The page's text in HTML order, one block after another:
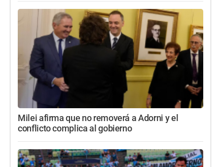
Milei afirma que no removerá a Adorni y el
conflicto complica al gobierno